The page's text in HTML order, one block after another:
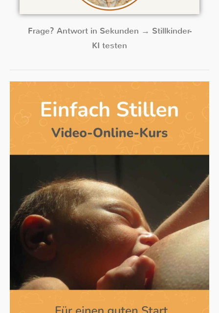
Frage? Antwort in Sekunden → Stillkinder-
KI testen